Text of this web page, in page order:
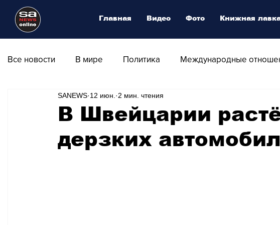
Все новости В мире Политика Международные
Общество Армия Аналитика
Транспорт Культура Магия искусства Swiss Афиша
В Швейцарии
дерзких
SANEWS 12 июн. 2 мин. чтения
Главная Видео Фото Книжная